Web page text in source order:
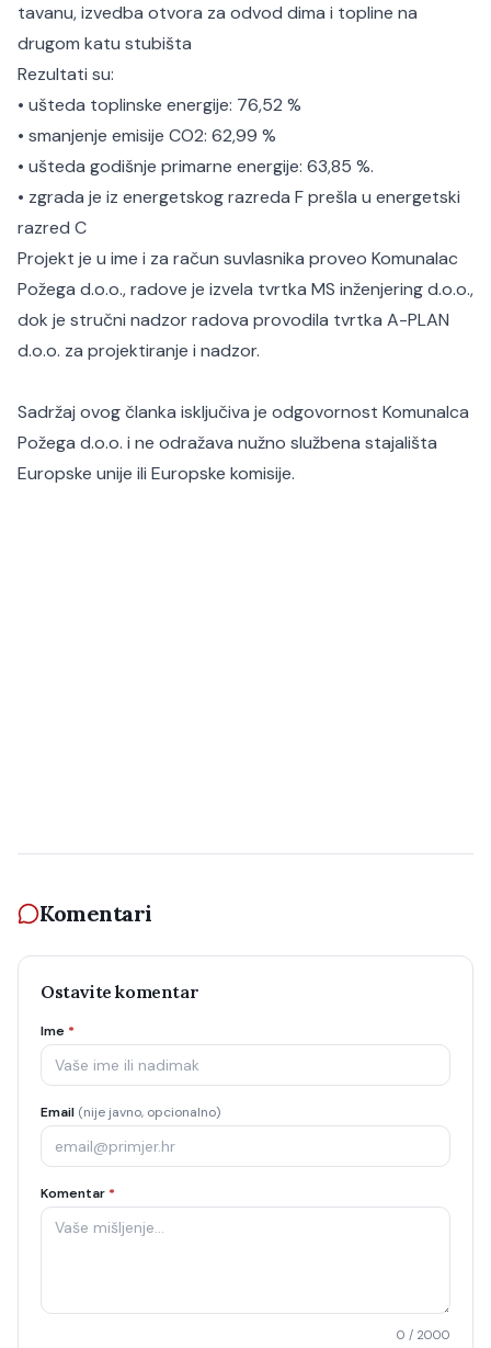
tavanu, izvedba otvora za odvod dima i topline na
drugom katu stubišta
Rezultati su:
• ušteda toplinske energije: 76,52 %
• smanjenje emisije CO2: 62,99 %
• ušteda godišnje primarne energije: 63,85 %.
• zgrada je iz energetskog razreda F prešla u energetski
razred C
Projekt je u ime i za račun suvlasnika proveo Komunalac
Požega d.o.o., radove je izvela tvrtka MS inženjering d.o.o.,
dok je stručni nadzor radova provodila tvrtka A-PLAN
d.o.o. za projektiranje i nadzor.
Sadržaj ovog članka isključiva je odgovornost Komunalca
Požega d.o.o. i ne odražava nužno službena stajališta
Europske unije ili Europske komisije.
Komentari
Ostavite komentar
Ime *
Email (nije javno, opcionalno)
Komentar *
0 / 2000